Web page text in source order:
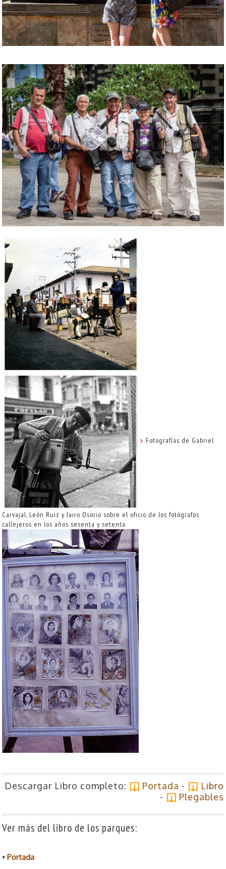
Fotografías de Gabriel
Carvajal, León Ruiz y Jairo Osorio sobre el oficio de los fotógrafos
callejeros en los años sesenta y setenta .
Descargar Libro completo: Portada -
Libro
-
Plegables
Ver más del libro de los parques:
•Portada